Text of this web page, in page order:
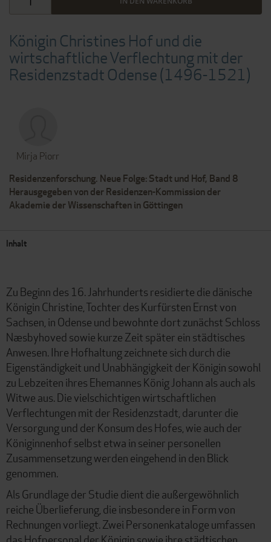
Königin Christines Hof und die
wirtschaftliche Verflechtung mit der
Residenzstadt Odense (1496-1521)
Mirja Piorr
Residenzenforschung. Neue Folge: Stadt und Hof, Band 8
Herausgegeben von der Residenzen-Kommission der
Akademie der Wissenschaften in Göttingen
Inhalt
Zu Beginn des 16. Jahrhunderts residierte die dänische
Königin Christine, Tochter des Kurfürsten Ernst von
Sachsen, in Odense und bewohnte dort zunächst Schloss
Næsbyhoved sowie kurze Zeit später ein städtisches
Anwesen. Ihre Hofhaltung zeichnete sich durch die
Eigenständigkeit und Unabhängigkeit der Königin sowohl
zu Lebzeiten ihres Ehemannes König Johann als auch als
Witwe aus. Die vielschichtigen wirtschaftlichen
Verflechtungen mit der Residenzstadt, darunter die
Versorgung und der Konsum des Hofes, wie auch der
Königinnenhof selbst etwa in seiner personellen
Zusammensetzung werden eingehend in den Blick
genommen.
Als Grundlage der Studie dient die außergewöhnlich
reiche Überlieferung, die insbesondere in Form von
Rechnungen vorliegt. Zwei Personenkataloge umfassen